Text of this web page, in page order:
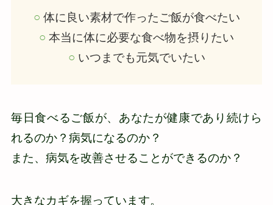
○ 体に良い素材で作ったご飯が食べたい
○ 本当に体に必要な食べ物を摂りたい
○ いつまでも元気でいたい
毎日食べるご飯が、あなたが健康であり続けら
れるのか？病気になるのか？
また、病気を改善させることができるのか？
大きなカギを握っています。